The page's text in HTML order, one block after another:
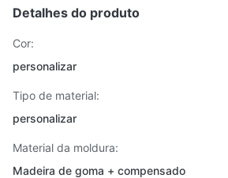
Detalhes do produto
Cor:
personalizar
Tipo de material:
personalizar
Material da moldura:
Madeira de goma + compensado